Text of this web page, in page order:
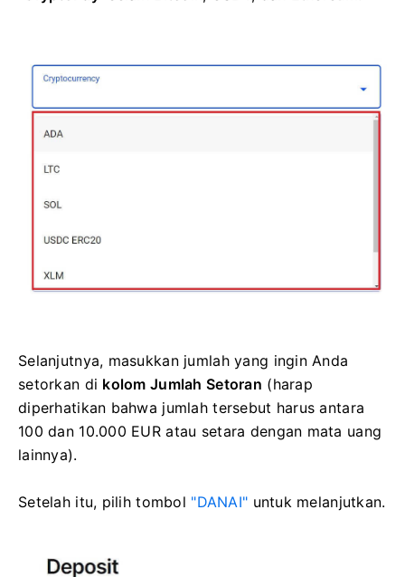
Selanjutnya, masukkan jumlah yang ingin Anda
setorkan di kolom Jumlah Setoran (harap
diperhatikan bahwa jumlah tersebut harus antara
100 dan 10.000 EUR atau setara dengan mata uang
lainnya).
Setelah itu, pilih tombol "DANAI" untuk melanjutkan.